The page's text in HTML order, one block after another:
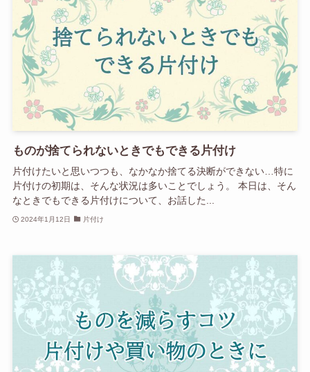
ものが捨てられないときでもできる片付け
片付けたいと思いつつも、なかなか捨てる決断ができない…特に
片付けの初期は、そんな状況は多いことでしょう。 本日は、そん
なときでもできる片付けについて、お話した...
2024年1月12日 片付け